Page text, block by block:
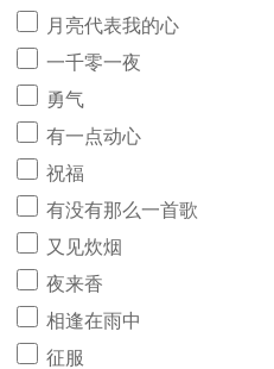
月亮代表我的心
一千零一夜
勇气
有一点动心
祝福
有没有那么一首歌
又见炊烟
夜来香
相逢在雨中
征服